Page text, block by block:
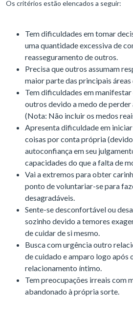
Os critérios estão elencados a seguir:
Tem dificuldades em tomar
uma quantidade excessiva de
reasseguramento de outros.
Precisa que outros assumam
maior parte das principais áreas
Tem dificuldades em
outros devido a medo de
(Nota: Não incluir os medos
Apresenta dificuldade em
coisas por conta própria
autoconfiança em seu
capacidades do que a falta de
Vai a extremos para obter
ponto de voluntariar-se para
desagradáveis.
Sente-se desconfortável ou
sozinho devido a temores
de cuidar de si mesmo.
Busca com urgência outro
de cuidado e amparo logo após
relacionamento íntimo.
Tem preocupações irreais com
abandonado à própria sorte.